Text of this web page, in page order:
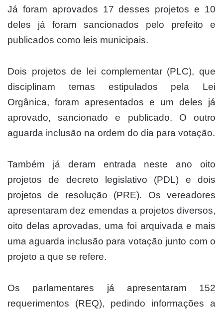
Já foram aprovados 17 desses projetos e 10
deles já foram sancionados pelo prefeito e
publicados como leis municipais.
Dois projetos de lei complementar (PLC), que
disciplinam temas estipulados pela Lei
Orgânica, foram apresentados e um deles já
aprovado, sancionado e publicado. O outro
aguarda inclusão na ordem do dia para votação.
Também já deram entrada neste ano oito
projetos de decreto legislativo (PDL) e dois
projetos de resolução (PRE). Os vereadores
apresentaram dez emendas a projetos diversos,
oito delas aprovadas, uma foi arquivada e mais
uma aguarda inclusão para votação junto com o
projeto a que se refere.
Os parlamentares já apresentaram 152
requerimentos (REQ), pedindo informações a